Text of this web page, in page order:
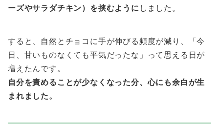
ーズやサラダチキン）を挟むように しました。
すると、自然とチョコに手が伸びる頻度が減り、「今
日、甘いものなくても平気だったな」って思える日が
増えたんです。
自分を責めることが少なくなった分、心にも余白が生
まれました。